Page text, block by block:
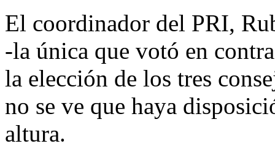
El coordinador del PRI,
-la única que votó en
la elección de los tres
no se ve que haya
altura.